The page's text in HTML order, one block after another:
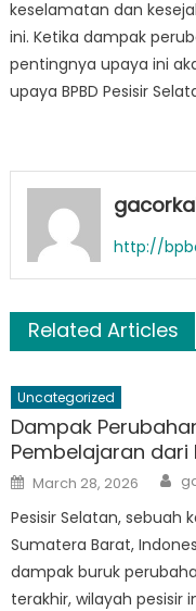
keselamatan dan
ini. Ketika dampak
pentingnya upaya ini
upaya BPBD Pesisir
http://
Related Articles
Uncategorized
Dampak
Pembelajaran dari
Posted
on
March 28, 2026
Pesisir Selatan, sebuah
Sumatera Barat,
dampak buruk
terakhir, wilayah pesisir